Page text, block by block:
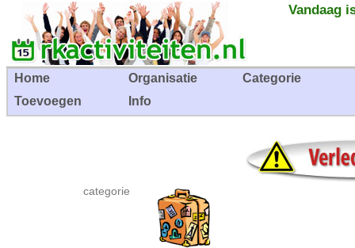
Vandaag
Home Organisatie
Categorie
Toevoegen
Info
categorie